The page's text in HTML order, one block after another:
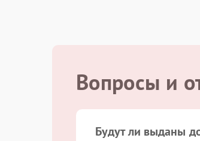
Замена северного моста
Вопросы и
Будут ли выданы